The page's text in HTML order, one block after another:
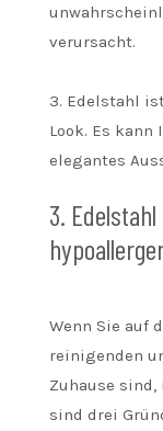
verursacht.
3. Edelstahl
Look. Es kann
elegantes
3.
Wenn Sie auf
reinigenden
Zuhause
sind drei